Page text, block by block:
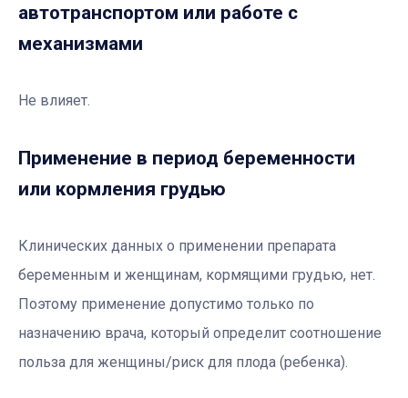
автотранспортом или работе с
механизмами
Не влияет.
Применение в период беременности
или кормления грудью
Клинических данных о применении препарата
беременным и женщинам, кормящими грудью, нет.
Поэтому применение допустимо только по
назначению врача, который определит соотношение
польза для женщины/риск для плода (ребенка).